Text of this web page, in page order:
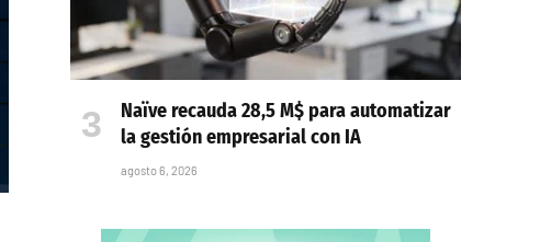
Naïve recauda 28,5 M$ para automatizar
la gestión empresarial con IA
agosto 6, 2026